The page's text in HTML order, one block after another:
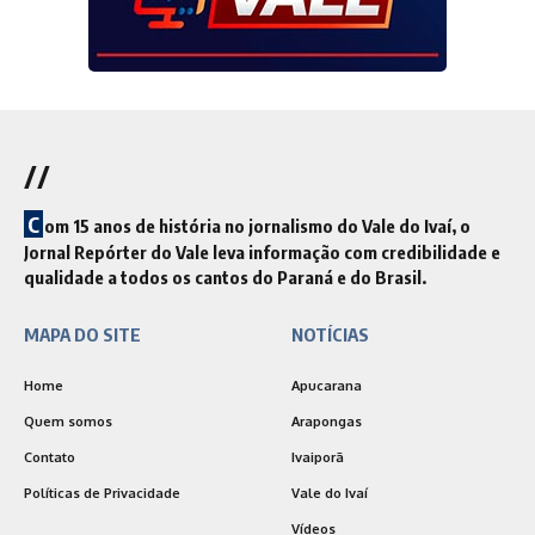
//
C om 15 anos de história no jornalismo do Vale do Ivaí, o
Jornal Repórter do Vale leva informação com credibilidade e
qualidade a todos os cantos do Paraná e do Brasil.
MAPA DO SITE
Home
Quem somos
Contato
Políticas de Privacidade
NOTÍCIAS
Apucarana
Arapongas
Ivaiporã
Vale do Ivaí
Vídeos